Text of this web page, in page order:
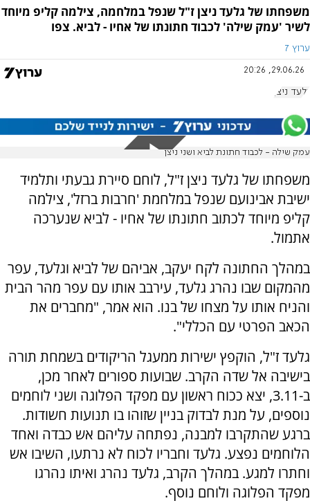
משפחתו של גלעד ניצן ז"ל שנפל במלחמה, צילמה קליפ מיוחד
לשיר 'עמק שילה' לכבוד חתונתו של אחיו - לביא. צפו
ערוץ 7
29.06.26, 20:26
גלעד ניצן
עמק שילה - לכבוד חתונת לביא ושני ניצן
משפחתו של גלעד ניצן ז"ל, לוחם סיירת גבעתי ותלמיד
ישיבת אבינועם שנפל במלחמת 'חרבות ברזל', צילמה
קליפ מיוחד לכתוב חתונתו של אחיו - לביא שנערכה
אתמול.
במהלך החתונה לקח יעקב, אביהם של לביא וגלעד, עפר
מהמקום שבו נהרג גלעד, עירבב אותו עם עפר מהר הבית
והניח אותו על מצחו של בנו. הוא אמר, "מחברים את
הכאב הפרטי עם הכללי".
גלעד ז"ל, הוקפץ ישירות ממעגל הריקודים בשמחת תורה
בישיבה אל שדה הקרב. שבועות ספורים לאחר מכן,
ב-3.11, יצא ככוח ראשון עם מפקד הפלוגה ושני לוחמים
נוספים, על מנת לבדוק בניין שזוהו בו תנועות חשודות.
ברגע שהתקרבו למבנה, נפתחה עליהם אש כבדה ואחד
הלוחמים נפצע. גלעד וחבריו לכוח לא נרתעו, השיבו אש
וחתרו למגע. במהלך הקרב, גלעד נהרג ואיתו נהרגו
מפקד הפלוגה ולוחם נוסף.